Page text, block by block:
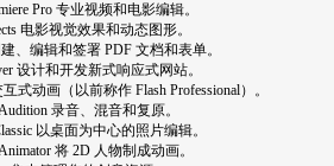
Pro 专业视频和电影编辑。
电影视觉效果和动态图形。
、编辑和签署 PDF 文档和表单。
设计和开发新式响应式网站。
式动画（以前称作 Flash Professional）。
录音、混音和复原。
以桌面为中心的照片编辑。
将 2D 人物制成动画。